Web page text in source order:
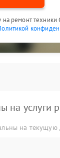
на ремонт техники
на услуги
на текущую